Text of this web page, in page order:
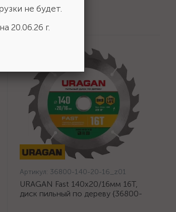
Артикул: 36800-140-20-16_z01
URAGAN Fast 140x20/16мм 16Т,
диск пильный по дереву {36800-
не будет.
20.06.26 г.